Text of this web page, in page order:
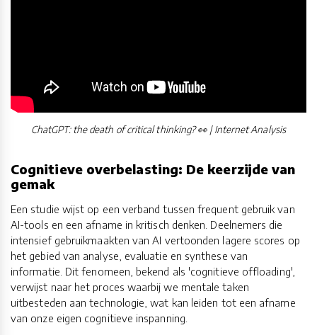
ChatGPT: the death of critical thinking? 👀 | Internet Analysis
Cognitieve overbelasting: De keerzijde van
gemak
Een studie wijst op een verband tussen frequent gebruik van
AI-tools en een afname in kritisch denken. Deelnemers die
intensief gebruikmaakten van AI vertoonden lagere scores op
het gebied van analyse, evaluatie en synthese van
informatie. Dit fenomeen, bekend als 'cognitieve offloading',
verwijst naar het proces waarbij we mentale taken
uitbesteden aan technologie, wat kan leiden tot een afname
van onze eigen cognitieve inspanning.